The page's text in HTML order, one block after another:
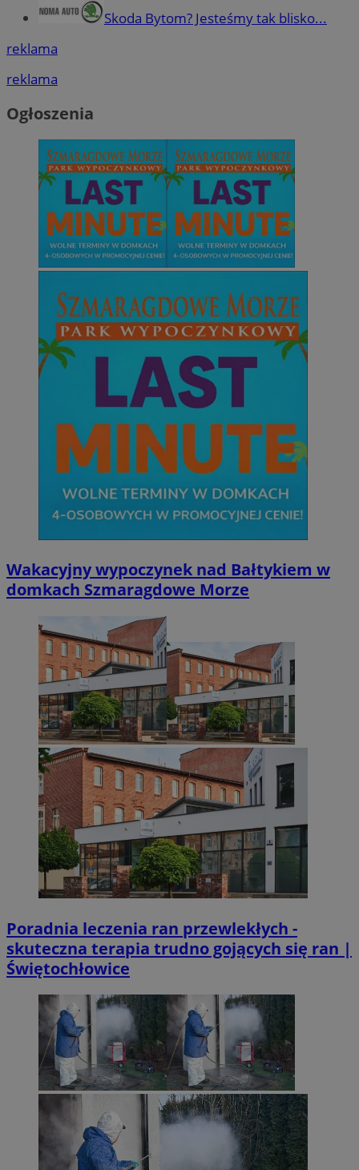
Skoda Bytom? Jesteśmy tak blisko...
reklama
reklama
Ogłoszenia
Wakacyjny wypoczynek nad Bałtykiem w
domkach Szmaragdowe Morze
Poradnia leczenia ran przewlekłych -
skuteczna terapia trudno gojących się ran |
Świętochłowice